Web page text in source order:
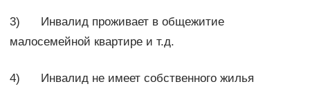
3) Инвалид проживает в общежитие
малосемейной квартире и т.д.
4) Инвалид не имеет собственного жилья